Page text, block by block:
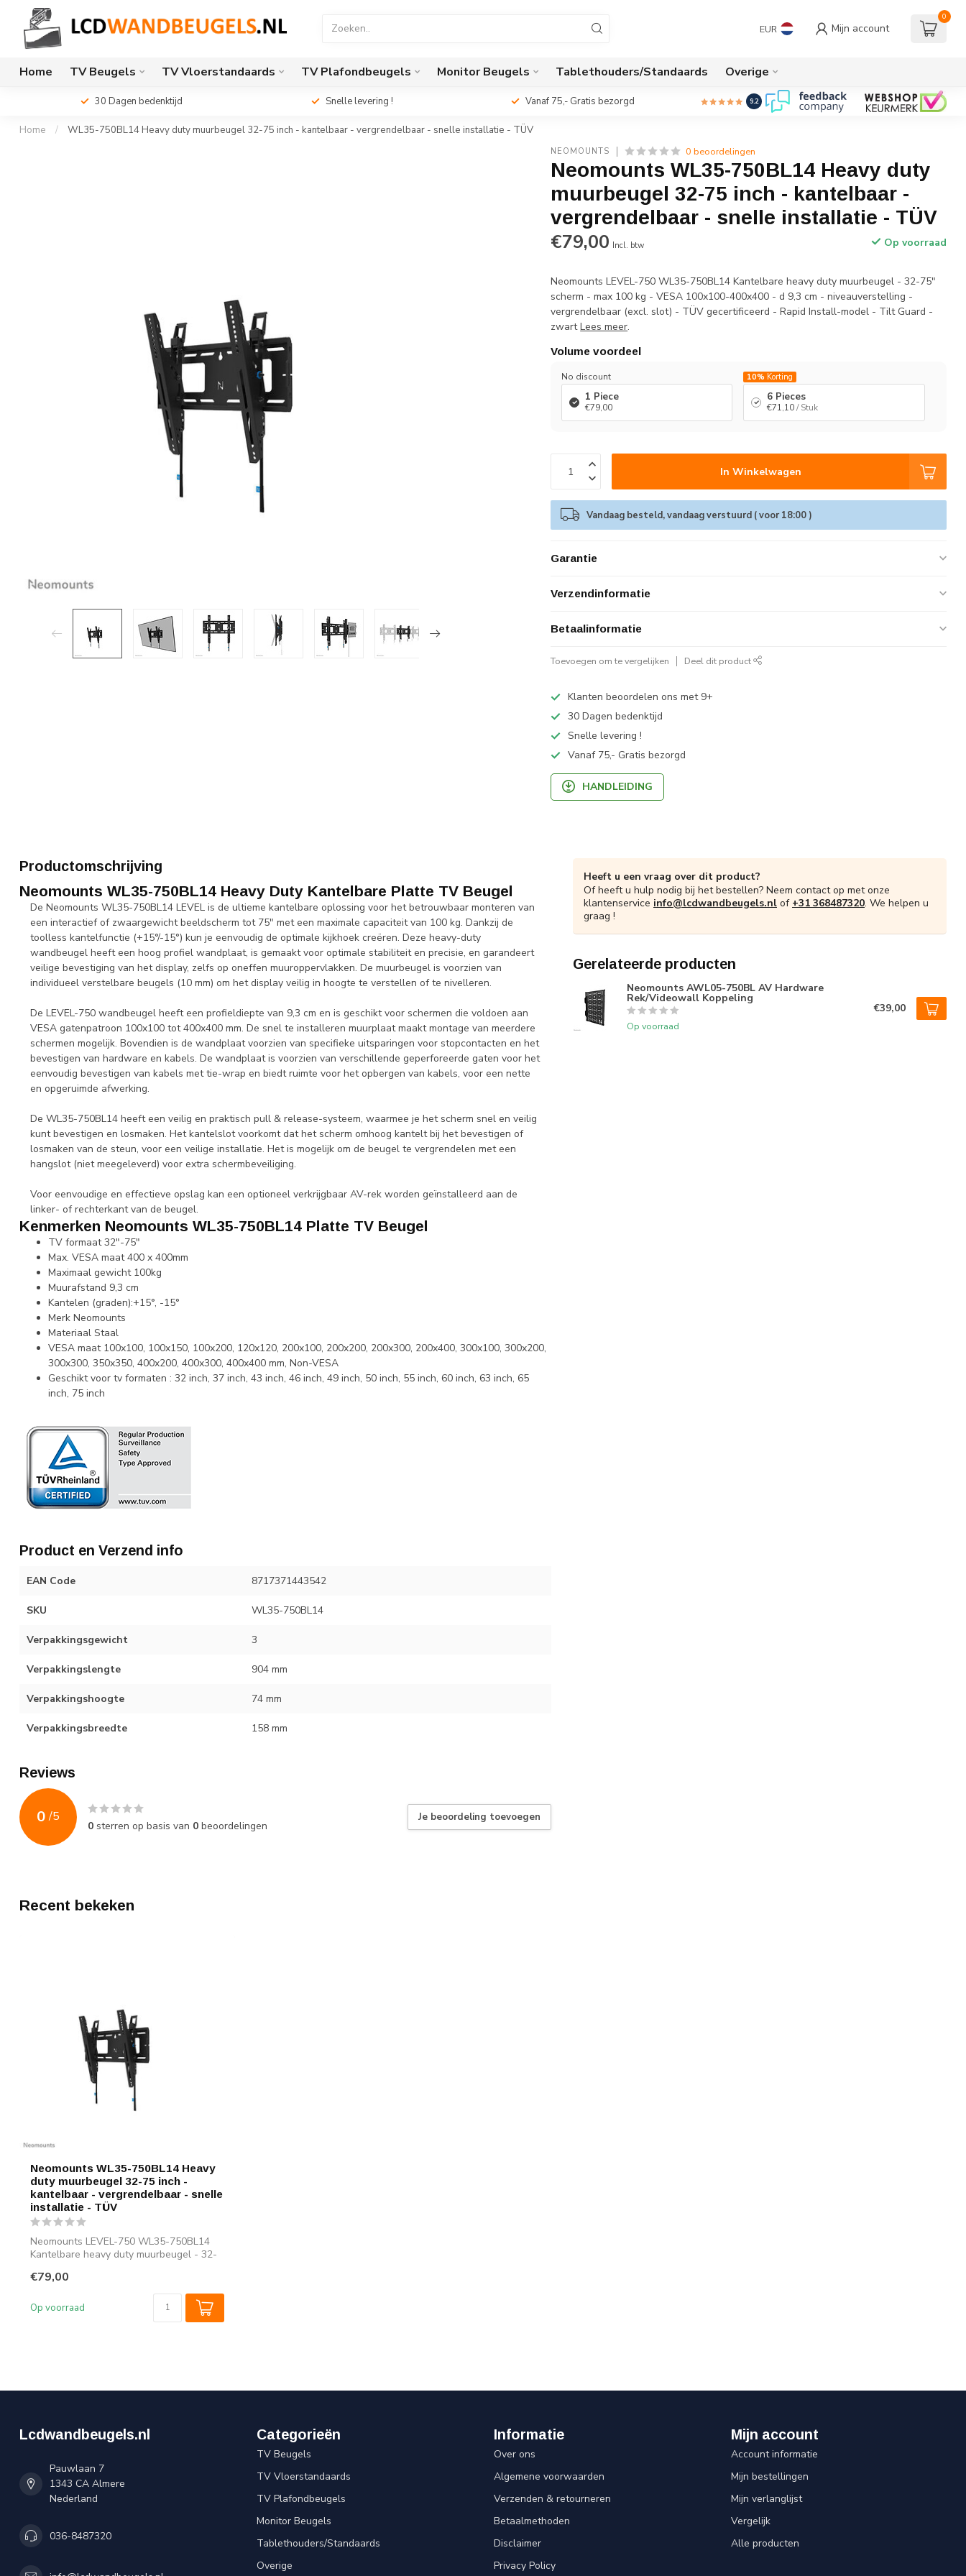
EUR Mijn account
0
Home TV Beugels TV Vloerstandaards TV Plafondbeugels Monitor Beugels Tablethouders/Standaards Overige
30 Dagen bedenktijd Snelle levering ! Vanaf 75,- Gratis bezorgd 9.2
Home / WL35-750BL14 Heavy duty muurbeugel 32-75 inch - kantelbaar - vergrendelbaar - snelle installatie - TÜV
NEOMOUNTS 0 beoordelingen
Neomounts WL35-750BL14 Heavy duty
muurbeugel 32-75 inch - kantelbaar -
vergrendelbaar - snelle installatie - TÜV
€79,00 Incl. btw Op voorraad
Neomounts LEVEL-750 WL35-750BL14 Kantelbare heavy duty muurbeugel - 32-75"
scherm - max 100 kg - VESA 100x100-400x400 - d 9,3 cm - niveauverstelling -
vergrendelbaar (excl. slot) - TÜV gecertificeerd - Rapid Install-model - Tilt Guard -
zwartLees meer.
Volume voordeel
No discount
1 Piece
€79,00
10% Korting
6 Pieces
€71,10/ Stuk
In Winkelwagen
Vandaag besteld, vandaag verstuurd ( voor 18:00 )
Garantie
Verzendinformatie
Betaalinformatie
Toevoegen om te vergelijken Deel dit product
Klanten beoordelen ons met 9+
30 Dagen bedenktijd
Snelle levering !
Vanaf 75,- Gratis bezorgd
HANDLEIDING
Productomschrijving
Neomounts WL35-750BL14 Heavy Duty Kantelbare Platte TV Beugel
De Neomounts WL35-750BL14 LEVEL is de ultieme kantelbare oplossing voor het betrouwbaar monteren van
een interactief of zwaargewicht beeldscherm tot 75" met een maximale capaciteit van 100 kg. Dankzij de
toolless kantelfunctie (+15°/-15°) kun je eenvoudig de optimale kijkhoek creëren. Deze heavy-duty
wandbeugel heeft een hoog profiel wandplaat, is gemaakt voor optimale stabiliteit en precisie, en garandeert
veilige bevestiging van het display, zelfs op oneffen muuroppervlakken. De muurbeugel is voorzien van
individueel verstelbare beugels (10 mm) om het display veilig in hoogte te verstellen of te nivelleren.
De LEVEL-750 wandbeugel heeft een profieldiepte van 9,3 cm en is geschikt voor schermen die voldoen aan
VESA gatenpatroon 100x100 tot 400x400 mm. De snel te installeren muurplaat maakt montage van meerdere
schermen mogelijk. Bovendien is de wandplaat voorzien van specifieke uitsparingen voor stopcontacten en het
bevestigen van hardware en kabels. De wandplaat is voorzien van verschillende geperforeerde gaten voor het
eenvoudig bevestigen van kabels met tie-wrap en biedt ruimte voor het opbergen van kabels, voor een nette
en opgeruimde afwerking.
De WL35-750BL14 heeft een veilig en praktisch pull & release-systeem, waarmee je het scherm snel en veilig
kunt bevestigen en losmaken. Het kantelslot voorkomt dat het scherm omhoog kantelt bij het bevestigen of
losmaken van de steun, voor een veilige installatie. Het is mogelijk om de beugel te vergrendelen met een
hangslot (niet meegeleverd) voor extra schermbeveiliging.
Voor eenvoudige en effectieve opslag kan een optioneel verkrijgbaar AV-rek worden geïnstalleerd aan de
linker- of rechterkant van de beugel.
Kenmerken Neomounts WL35-750BL14 Platte TV Beugel
TV formaat 32"-75"
Max. VESA maat 400 x 400mm
Maximaal gewicht 100kg
Muurafstand 9,3 cm
Kantelen (graden):+15°, -15°
Merk Neomounts
Materiaal Staal
VESA maat 100x100, 100x150, 100x200, 120x120, 200x100, 200x200, 200x300, 200x400, 300x100, 300x200,
300x300, 350x350, 400x200, 400x300, 400x400 mm, Non-VESA
Geschikt voor tv formaten : 32 inch, 37 inch, 43 inch, 46 inch, 49 inch, 50 inch, 55 inch, 60 inch, 63 inch, 65
inch, 75 inch
Product en Verzend info
EAN Code 8717371443542
SKU WL35-750BL14
Verpakkingsgewicht 3
Verpakkingslengte 904 mm
Verpakkingshoogte 74 mm
Verpakkingsbreedte 158 mm
Reviews
0 /5
0 sterren op basis van 0 beoordelingen
Je beoordeling toevoegen
Heeft u een vraag over dit product?
Of heeft u hulp nodig bij het bestellen? Neem contact op met onze
klantenservice info@lcdwandbeugels.nl of +31 368487320. We helpen u
graag !
Gerelateerde producten
Neomounts AWL05-750BL AV Hardware
Rek/Videowall Koppeling
Op voorraad
€39,00
Recent bekeken
Neomounts WL35-750BL14 Heavy
duty muurbeugel 32-75 inch -
kantelbaar - vergrendelbaar - snelle
installatie - TÜV
Neomounts LEVEL-750 WL35-750BL14
Kantelbare heavy duty muurbeugel - 32-
€79,00
Op voorraad
Lcdwandbeugels.nl
Pauwlaan 7
1343 CA Almere
Nederland
036-8487320
Categorieën
TV Beugels
TV Vloerstandaards
TV Plafondbeugels
Monitor Beugels
Tablethouders/Standaards
Overige
Informatie
Over ons
Algemene voorwaarden
Verzenden & retourneren
Betaalmethoden
Disclaimer
Privacy Policy
Mijn account
Account informatie
Mijn bestellingen
Mijn verlanglijst
Vergelijk
Alle producten